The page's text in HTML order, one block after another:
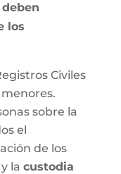
los
Civiles
sobre la
el
de los
la custodia